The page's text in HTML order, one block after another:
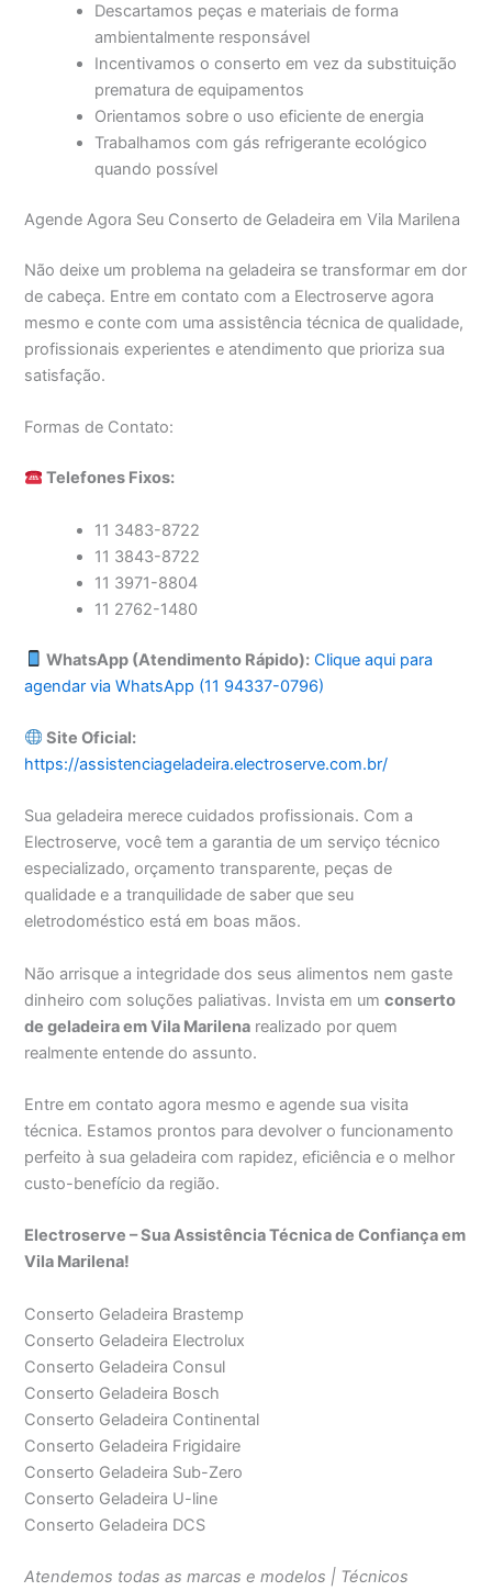
Descartamos peças e materiais de forma
ambientalmente responsável
Incentivamos o conserto em vez da substituição
prematura de equipamentos
Orientamos sobre o uso eficiente de energia
Trabalhamos com gás refrigerante ecológico
quando possível
Agende Agora Seu Conserto de Geladeira em Vila Marilena
Não deixe um problema na geladeira se transformar em dor
de cabeça. Entre em contato com a Electroserve agora
mesmo e conte com uma assistência técnica de qualidade,
profissionais experientes e atendimento que prioriza sua
satisfação.
Formas de Contato:
Telefones Fixos:
11 3483-8722
11 3843-8722
11 3971-8804
11 2762-1480
WhatsApp (Atendimento Rápido): Clique aqui para
agendar via WhatsApp (11 94337-0796)
Site Oficial:
https://assistenciageladeira.electroserve.com.br/
Sua geladeira merece cuidados profissionais. Com a
Electroserve, você tem a garantia de um serviço técnico
especializado, orçamento transparente, peças de
qualidade e a tranquilidade de saber que seu
eletrodoméstico está em boas mãos.
Não arrisque a integridade dos seus alimentos nem gaste
dinheiro com soluções paliativas. Invista em umconserto
de geladeira em Vila Marilena realizado por quem
realmente entende do assunto.
Entre em contato agora mesmo e agende sua visita
técnica. Estamos prontos para devolver o funcionamento
perfeito à sua geladeira com rapidez, eficiência e o melhor
custo-benefício da região.
Electroserve – Sua Assistência Técnica de Confiança em
Vila Marilena!
Conserto Geladeira Brastemp
Conserto Geladeira Electrolux
Conserto Geladeira Consul
Conserto Geladeira Bosch
Conserto Geladeira Continental
Conserto Geladeira Frigidaire
Conserto Geladeira Sub-Zero
Conserto Geladeira U-line
Conserto Geladeira DCS
Atendemos todas as marcas e modelos | Técnicos